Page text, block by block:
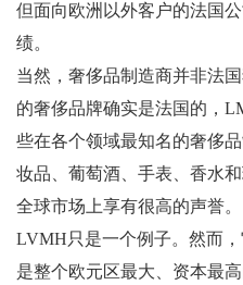
但面向欧洲以外客户的法国
绩。
当然，奢侈品制造商并非法
的奢侈品牌确实是法国的，
些在各个领域最知名的奢侈
妆品、葡萄酒、手表、香水
全球市场上享有很高的声誉。
LVMH只是一个例子。然而
是整个欧元区最大、资本最